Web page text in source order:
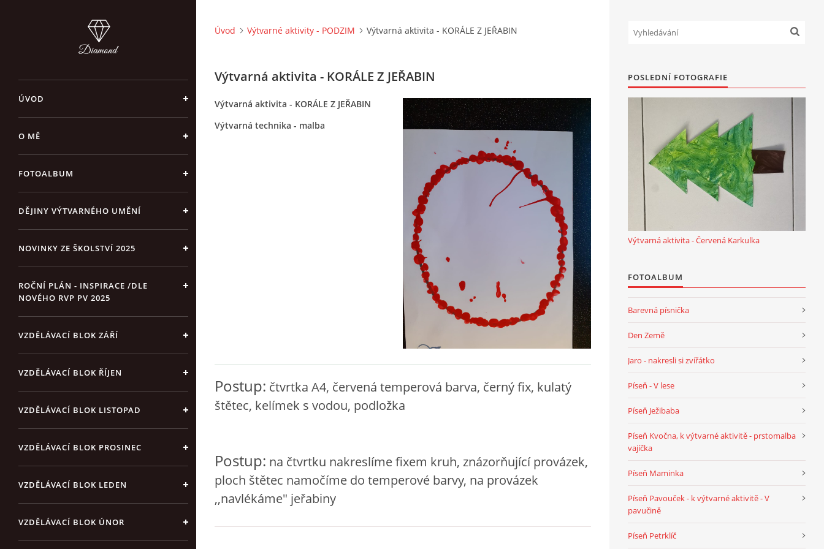
ÚVOD
O MĚ
FOTOALBUM
DĚJINY VÝTVARNÉHO UMĚNÍ
NOVINKY ZE ŠKOLSTVÍ 2025
ROČNÍ PLÁN - INSPIRACE /DLE
NOVÉHO RVP PV 2025
VZDĚLÁVACÍ BLOK ZÁŘÍ
VZDĚLÁVACÍ BLOK ŘÍJEN
VZDĚLÁVACÍ BLOK LISTOPAD
VZDĚLÁVACÍ BLOK PROSINEC
VZDĚLÁVACÍ BLOK LEDEN
VZDĚLÁVACÍ BLOK ÚNOR
Úvod Výtvarné aktivity - PODZIM Výtvarná aktivita - KORÁLE Z JEŘABIN
Výtvarná aktivita - KORÁLE Z JEŘABIN
Výtvarná aktivita - KORÁLE Z JEŘABIN
Výtvarná technika - malba
Postup: čtvrtka A4, červená temperová barva, černý fix, kulatý
štětec, kelímek s vodou, podložka
Postup: na čtvrtku nakreslíme fixem kruh, znázorňující provázek,
ploch štětec namočíme do temperové barvy, na provázek
,,navlékáme" jeřabiny
POSLEDNÍ FOTOGRAFIE
Výtvarná aktivita - Červená Karkulka
FOTOALBUM
Barevná písnička
Den Země
Jaro - nakresli si zvířátko
Píseň - V lese
Píseň Ježibaba
Píseň Kvočna, k výtvarné aktivitě - prstomalba
vajíčka
Píseň Maminka
Píseň Pavouček - k výtvarné aktivitě - V
pavučině
Píseň Petrklíč